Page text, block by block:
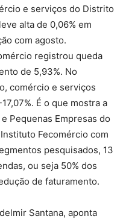
e serviços do Distrito
alta de 0,06% em
com agosto.
registrou queda
de 5,93%. No
comércio e serviços
É o que mostra a
Pequenas Empresas do
Fecomércio com
pesquisados, 13
ou seja 50% dos
de faturamento.
Santana, aponta